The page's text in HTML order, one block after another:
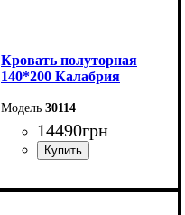
Кровать полуторная
140*200 Калабрия
30114
14490грн
Ширина: 156 см